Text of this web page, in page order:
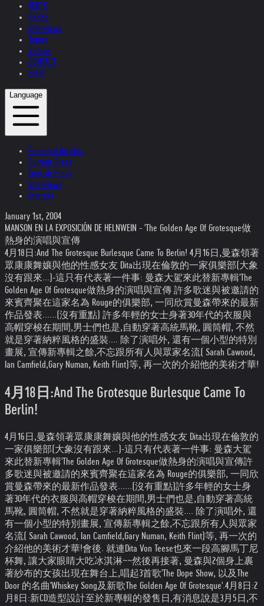
TEXTS
PRESS
Interviews
Topics
Videos
CONTACT
SHOP
Language
Selected Articles
Current Press
English Press
Interviews
Internet
January 1st, 2004
MANSON EN LA EXPOSICIÓN DE HELNWEIN - 'The Golden Age Of Grotesque做
熱身的演唱與宣傳
4月18日:And The Grotesque Burlesque Came To Berlin! 4月16日,曼森領著
眾康康舞孃與他的性感女友 Dita出現在倫敦的一家俱樂部(大象
沒有跟來...)-這只有代表著一件事: 曼森大駕來此替新專輯'The
Golden Age Of Grotesque做熱身的演唱與宣傳 許多歌迷與被邀請的
來賓齊聚在這家名為 Rouge的俱樂部, 一同欣賞曼森帶來的最新
作品發表......(沒有重點) 許多年輕的女士身著30年代的衣服與
高帽穿梭在期間,男士們也是,自動穿著高統馬靴, 圓筒帽, 不然
就是穿著納粹風格的盛裝.... 除了演唱外, 還有一個小型的特別
畫展, 宣傳新專輯之餘,不忘跟所有人與眾家名流( Sarah Cawood,
Ian Camfield,Gary Numan, Keith Flint)等, 再一次的介紹他的美術才華!
4月18日:And The Grotesque Burlesque Came To
Berlin!
4月16日,曼森領著眾康康舞孃與他的性感女友 Dita出現在倫敦的
一家俱樂部(大象沒有跟來...)-這只有代表著一件事: 曼森大駕
來此替新專輯'The Golden Age Of Grotesque做熱身的演唱與宣傳許
多歌迷與被邀請的來賓齊聚在這家名為 Rouge的俱樂部, 一同欣
賞曼森帶來的最新作品發表......(沒有重點) 許多年輕的女士身
著30年代的衣服與高帽穿梭在期間,男士們也是,自動穿著高統
馬靴, 圓筒帽, 不然就是穿著納粹風格的盛裝.... 除了演唱外, 還
有一個小型的特別畫展, 宣傳新專輯之餘,不忘跟所有人與眾家
名流( Sarah Cawood, Ian Camfield,Gary Numan, Keith Flint)等, 再一次的
介紹他的美術才華!會後. 就連Dita Von Teese也來一段高腳馬丁尼
杯舞, 讓大家眼睛大吃冰淇淋~~然後再接著, 曼森與2個身上裹
著紗布的女孩出現在舞台上,唱起3首歌'The Dope Show, 以及The
Door 的名曲'Whiskey Song及新歌The Golden Age Of Grotesque'.4月8日:2
月8日:新CD造型設計至於新專輯的發售日,有消息說是3月5日,不